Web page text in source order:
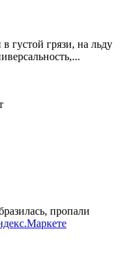
густой грязи, на льду
пропали